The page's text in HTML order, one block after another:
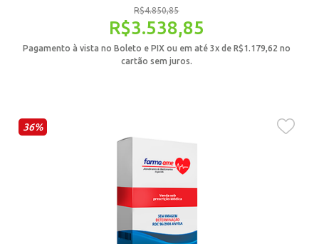
R$4.850,85
R$3.538,85
Pagamento à vista no Boleto e PIX ou em até 3x de R$1.179,62 no
cartão sem juros.
36%